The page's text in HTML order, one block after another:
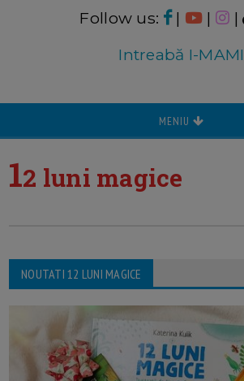
Follow us: | | |
Intreabă I-MAMI
MENIU
12 luni magice
NOUTATI 12 LUNI MAGICE